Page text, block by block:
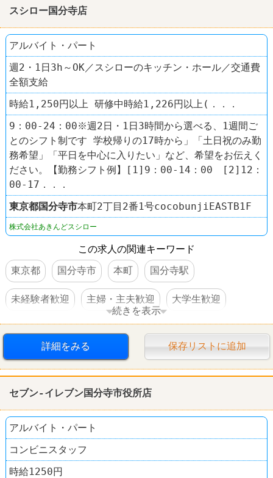
スシロー国分寺店
アルバイト・パート
週2・1日3h～OK／スシローのキッチン・ホール／交通費
全額支給
時給1,250円以上 研修中時給1,226円以上(．．．
9：00-24：00※週2日・1日3時間から選べる、1週間ご
とのシフト制です 学校帰りの17時から」「土日祝のみ勤
務希望」「平日を中心に入りたい」など、希望をお伝えく
ださい。【勤務シフト例】[1]9：00-14：00 [2]12：
00-17．．．
東京都国分寺市本町2丁目2番1号cocobunjiEASTB1F
株式会社あきんどスシロー
この求人の関連キーワード
東京都
国分寺市 本町 国分寺駅
未経験者歓迎 主婦・主夫歓迎 大学生歓迎
高校生OK 交通費支給 社員登用あり 駅チカ
60代以上活躍
続きを表示
詳細をみる 保存リストに追加
セブン-イレブン国分寺市役所店
アルバイト・パート
コンビニスタッフ
時給1250円